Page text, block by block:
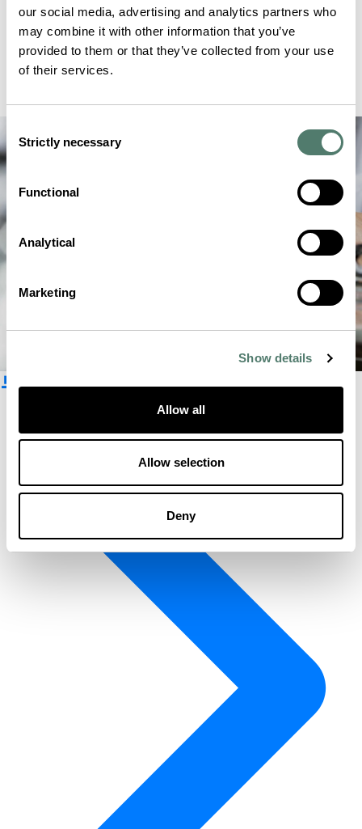
our social media, advertising and analytics partners who
may combine it with other information that you’ve
provided to them or that they’ve collected from your use
of their services.
Selection
Strictly necessary
Functional
Analytical
Marketing
Show details
Allow all
Allow selection
Deny
뉴스레터 구독